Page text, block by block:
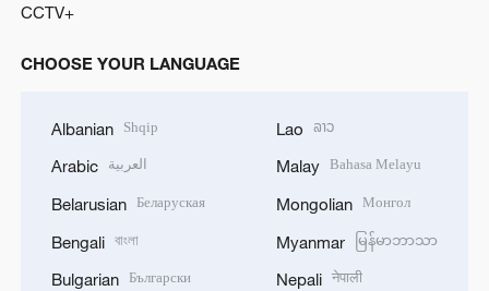
CCTV+
CHOOSE YOUR LANGUAGE
Albanian Shqip
Arabic العربية
Belarusian Беларуская
Bengali বাংলা
Bulgarian Български
Lao ລາວ
Malay Bahasa Melayu
Mongolian Монгол
Myanmar မြန်မာဘာသာ
Nepali नेपाली